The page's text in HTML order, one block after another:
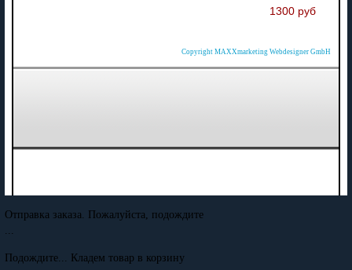
1300 руб
Copyright MAXXmarketing Webdesigner GmbH
Отправка заказа. Пожалуйста, подождите
...
Подождите... Кладем товар в корзину